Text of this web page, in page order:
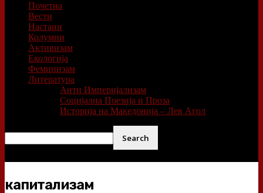
Почетна
Вести
Настани
Колумни
Активизам
Екологија
Феминизам
Литература
Анти Империјализам
Социјална Поезија и Проза
Историја на Македонија – Лев Агол
капитализам